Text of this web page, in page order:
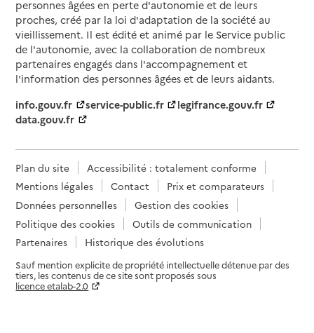
personnes âgées en perte d'autonomie et de leurs
proches, créé par la loi d'adaptation de la société au
vieillissement. Il est édité et animé par le Service public
de l'autonomie, avec la collaboration de nombreux
partenaires engagés dans l'accompagnement et
l'information des personnes âgées et de leurs aidants.
info.gouv.fr
service-public.fr
legifrance.gouv.fr
data.gouv.fr
Plan du site
Accessibilité : totalement conforme
Mentions légales
Contact
Prix et comparateurs
Données personnelles
Gestion des cookies
Politique des cookies
Outils de communication
Partenaires
Historique des évolutions
Sauf mention explicite de propriété intellectuelle détenue par des
tiers, les contenus de ce site sont proposés sous
licence etalab-2.0